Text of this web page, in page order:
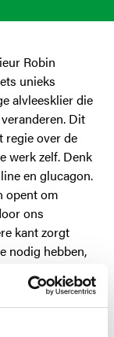
Robin
unieks
alvleesklier die
Dit
regie over de
werk zelf. Denk
en glucagon.
opent om
ons
kant zorgt
nodig hebben,